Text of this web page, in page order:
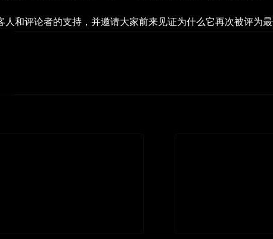
和评论者的支持，并邀请大家前来见证为什么它再次被评为最